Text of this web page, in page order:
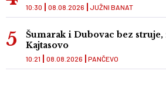
JUŽNI BANAT
10:30 08.08.2026
Šumarak i Dubovac bez struje,
Kajtasovo
PANČEVO
10:21 08.08.2026